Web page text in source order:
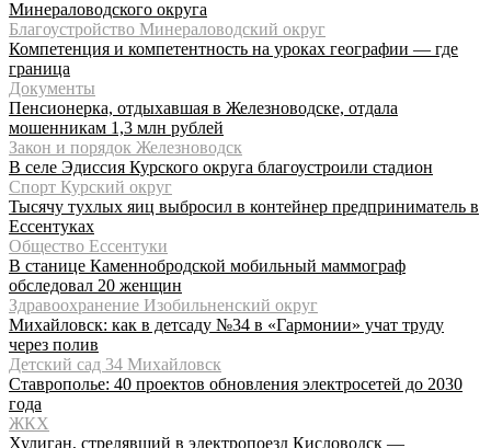
Минераловодского округа
Благоустройство Минераловодский округ
Компетенция и компетентность на уроках географии — где
граница
Документы
Пенсионерка, отдыхавшая в Железноводске, отдала
мошенникам 1,3 млн рублей
Закон и порядок Железноводск
В селе Эдиссия Курского округа благоустроили стадион
Спорт Курский округ
Тысячу тухлых яиц выбросил в контейнер предприниматель в
Ессентуках
Общество Ессентуки
В станице Каменнобродской мобильный маммограф
обследовал 20 женщин
Здравоохранение Изобильненский округ
Михайловск: как в детсаду №34 в «Гармонии» учат труду
через полив
Детский сад 34 Михайловск
Ставрополье: 40 проектов обновления электросетей до 2030
года
ЖКХ
Хулиган, стрелявший в электропоезд Кисловодск —